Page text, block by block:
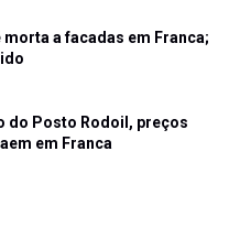
morta a facadas em Franca;
do Posto Rodoil, preços
em Franca